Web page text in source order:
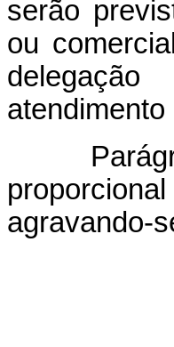
serão
ou
Parágrafo
agravando-